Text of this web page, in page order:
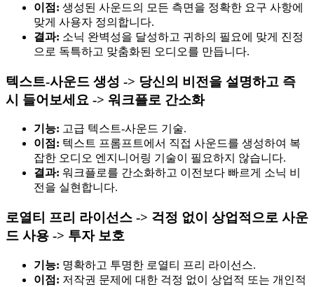
이점: 생성된 사운드의 모든 측면을 정확한 요구 사항에
맞게 사용자 정의합니다.
결과: 소닉 완벽성을 달성하고 귀하의 필요에 맞게 진정
으로 독특하고 맞춤화된 오디오를 만듭니다.
텍스트-사운드 생성 -> 당신의 비전을 설명하고 즉
시 들어보세요 -> 워크플로 간소화
기능: 고급 텍스트-사운드 기술.
이점: 텍스트 프롬프트에서 직접 사운드를 생성하여 복
잡한 오디오 엔지니어링 기술이 필요하지 않습니다.
결과: 워크플로를 간소화하고 이전보다 빠르게 소닉 비
전을 실현합니다.
로열티 프리 라이선스 -> 걱정 없이 상업적으로 사운
드 사용 -> 투자 보호
기능: 명확하고 투명한 로열티 프리 라이선스.
이점: 저작권 문제에 대한 걱정 없이 상업적 또는 개인적